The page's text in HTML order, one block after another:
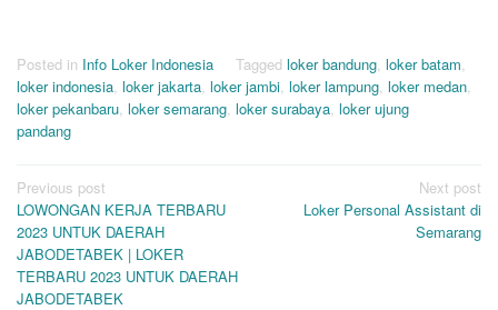
Posted in Info Loker Indonesia Tagged loker bandung, loker batam,
loker indonesia, loker jakarta, loker jambi, loker lampung, loker medan,
loker pekanbaru, loker semarang, loker surabaya, loker ujung
pandang
Post
navigation
Previous post
LOWONGAN KERJA TERBARU
2023 UNTUK DAERAH
JABODETABEK | LOKER
TERBARU 2023 UNTUK DAERAH
JABODETABEK
Next post
Loker Personal Assistant di
Semarang